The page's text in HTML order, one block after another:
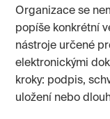
Organizace se
popíše konkrétní
nástroje určené
elektronickými
kroky: podpis,
uložení nebo